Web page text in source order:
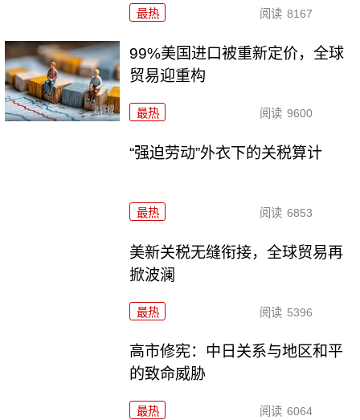
最热 阅读 8167
99%美国进口被重新定价，全球
贸易迎重构
最热 阅读 9600
“强迫劳动”外衣下的关税算计
最热 阅读 6853
美新关税无缝衔接，全球贸易再
掀波澜
最热 阅读 5396
高市修宪：中日关系与地区和平
的致命威胁
最热 阅读 6064